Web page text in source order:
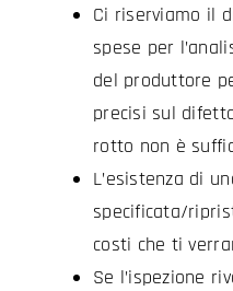
Ci riserviamo il
spese per
del produttore
precisi sul
rotto non è
L’esistenza di
specificata/
costi che ti
Se l’ispezione